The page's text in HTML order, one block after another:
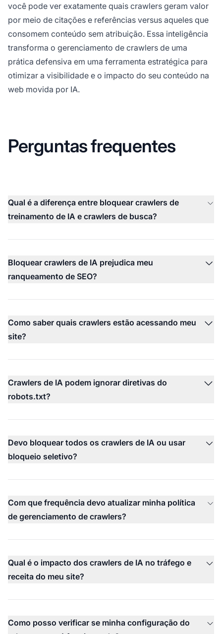
você pode ver exatamente quais crawlers geram valor
por meio de citações e referências versus aqueles que
consomem conteúdo sem atribuição. Essa inteligência
transforma o gerenciamento de crawlers de uma
prática defensiva em uma ferramenta estratégica para
otimizar a visibilidade e o impacto do seu conteúdo na
web movida por IA.
Perguntas frequentes
Qual é a diferença entre bloquear crawlers de
treinamento de IA e crawlers de busca?
Bloquear crawlers de IA prejudica meu
ranqueamento de SEO?
Como saber quais crawlers estão acessando meu
site?
Crawlers de IA podem ignorar diretivas do
robots.txt?
Devo bloquear todos os crawlers de IA ou usar
bloqueio seletivo?
Com que frequência devo atualizar minha política
de gerenciamento de crawlers?
Qual é o impacto dos crawlers de IA no tráfego e
receita do meu site?
Como posso verificar se minha configuração do